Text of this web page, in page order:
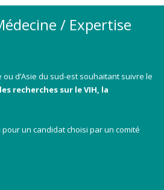
/ Expertise
d’Asie du sud-est souhaitant suivre le
recherches sur le VIH, la
un candidat choisi par un comité